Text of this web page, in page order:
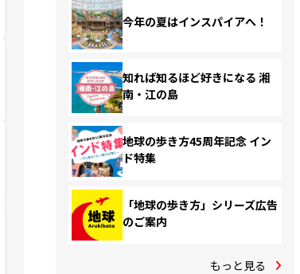
今年の夏はインスパイアへ！
知れば知るほど好きになる 湘
南・江の島
地球の歩き方45周年記念 イン
ド特集
「地球の歩き方」シリーズ広告
のご案内
もっと見る